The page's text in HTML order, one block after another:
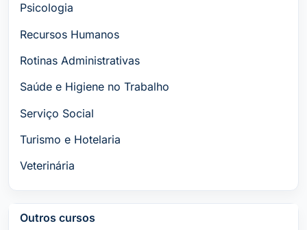
Psicologia
Recursos Humanos
Rotinas Administrativas
Saúde e Higiene no Trabalho
Serviço Social
Turismo e Hotelaria
Veterinária
Outros cursos